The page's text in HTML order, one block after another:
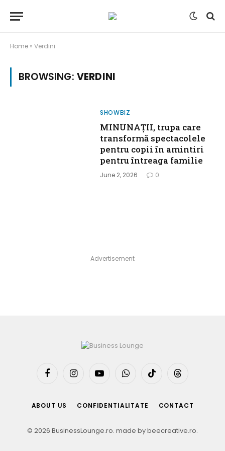
Home » Verdini
BROWSING: VERDINI
SHOWBIZ
MINUNAȚII, trupa care
transformă spectacolele
pentru copii în amintiri
pentru întreaga familie
June 2, 2026 0
Advertisement
FacebookInstagramYouTubeWhatsAppTikTok Threads
ABOUT US CONFIDENTIALITATE CONTACT
© 2026 BusinessLounge.ro. made bybeecreative.ro.